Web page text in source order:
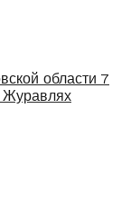
области 7
Журавлях